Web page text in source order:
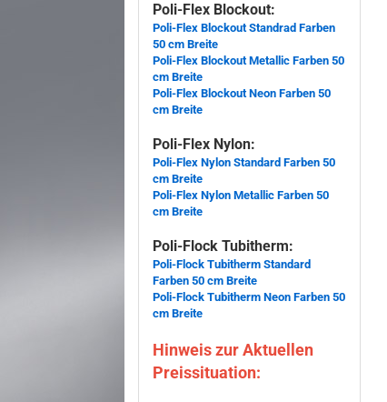
Poli-Flex Blockout:
Poli-Flex Blockout Standrad Farben
50 cm Breite
Poli-Flex Blockout Metallic Farben 50
cm Breite
Poli-Flex Blockout Neon Farben 50
cm Breite
Poli-Flex Nylon:
Poli-Flex Nylon Standard Farben 50
cm Breite
Poli-Flex Nylon Metallic Farben 50
cm Breite
Poli-Flock Tubitherm:
Poli-Flock Tubitherm Standard
Farben 50 cm Breite
Poli-Flock Tubitherm Neon Farben 50
cm Breite
Hinweis zur Aktuellen
Preissituation: